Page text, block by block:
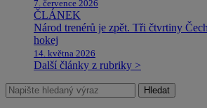
7. července 2026
ČLÁNEK
Národ trenérů je zpět. Tři čtvrtiny
hokej
14. května 2026
Další články z rubriky >
Hledat